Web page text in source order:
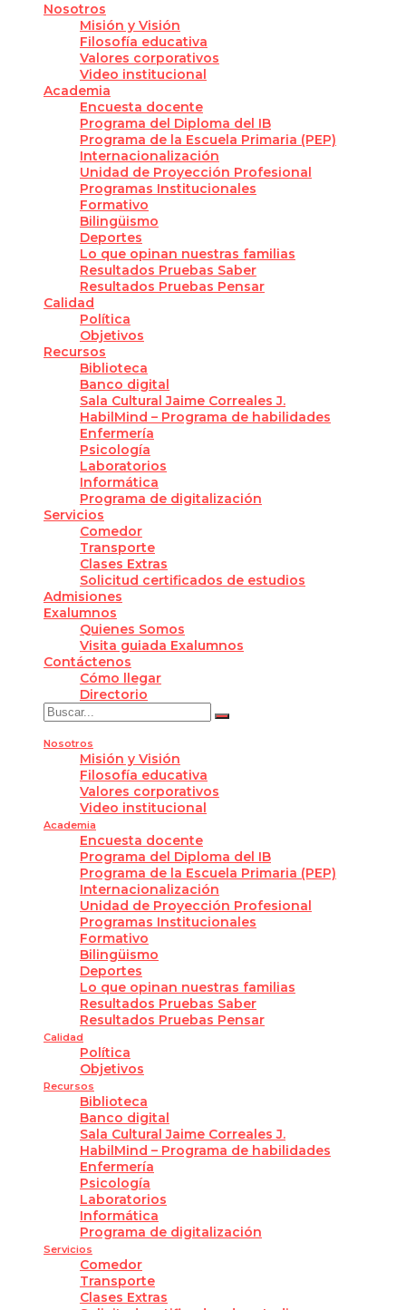
Nosotros
Misión y Visión
Filosofía educativa
Valores corporativos
Video institucional
Academia
Encuesta docente
Programa del Diploma del IB
Programa de la Escuela Primaria (PEP)
Internacionalización
Unidad de Proyección Profesional
Programas Institucionales
Formativo
Bilingüismo
Deportes
Lo que opinan nuestras familias
Resultados Pruebas Saber
Resultados Pruebas Pensar
Calidad
Política
Objetivos
Recursos
Biblioteca
Banco digital
Sala Cultural Jaime Correales J.
HabilMind – Programa de habilidades
Enfermería
Psicología
Laboratorios
Informática
Programa de digitalización
Servicios
Comedor
Transporte
Clases Extras
Solicitud certificados de estudios
Admisiones
Exalumnos
Quienes Somos
Visita guiada Exalumnos
Contáctenos
Cómo llegar
Directorio
Nosotros
Misión y Visión
Filosofía educativa
Valores corporativos
Video institucional
Academia
Encuesta docente
Programa del Diploma del IB
Programa de la Escuela Primaria (PEP)
Internacionalización
Unidad de Proyección Profesional
Programas Institucionales
Formativo
Bilingüismo
Deportes
Lo que opinan nuestras familias
Resultados Pruebas Saber
Resultados Pruebas Pensar
Calidad
Política
Objetivos
Recursos
Biblioteca
Banco digital
Sala Cultural Jaime Correales J.
HabilMind – Programa de habilidades
Enfermería
Psicología
Laboratorios
Informática
Programa de digitalización
Servicios
Comedor
Transporte
Clases Extras